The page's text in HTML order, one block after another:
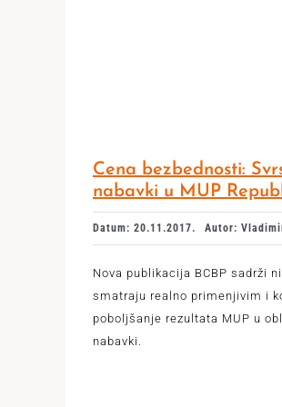
Cena bezbednosti:
nabavki u MUP
Datum: 20.11.2017. Autor:
Nova publikacija BCBP sadrži
smatraju realno primenjivim i
poboljšanje rezultata MUP u
nabavki.